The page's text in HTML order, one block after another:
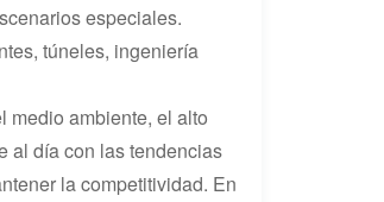
especiales.
túneles, ingeniería
medio ambiente, el alto
al día con las tendencias
la competitividad. En